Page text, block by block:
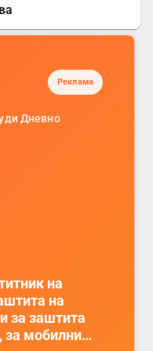
Реклама
Дневно
на
на
за заштита
за мобилни